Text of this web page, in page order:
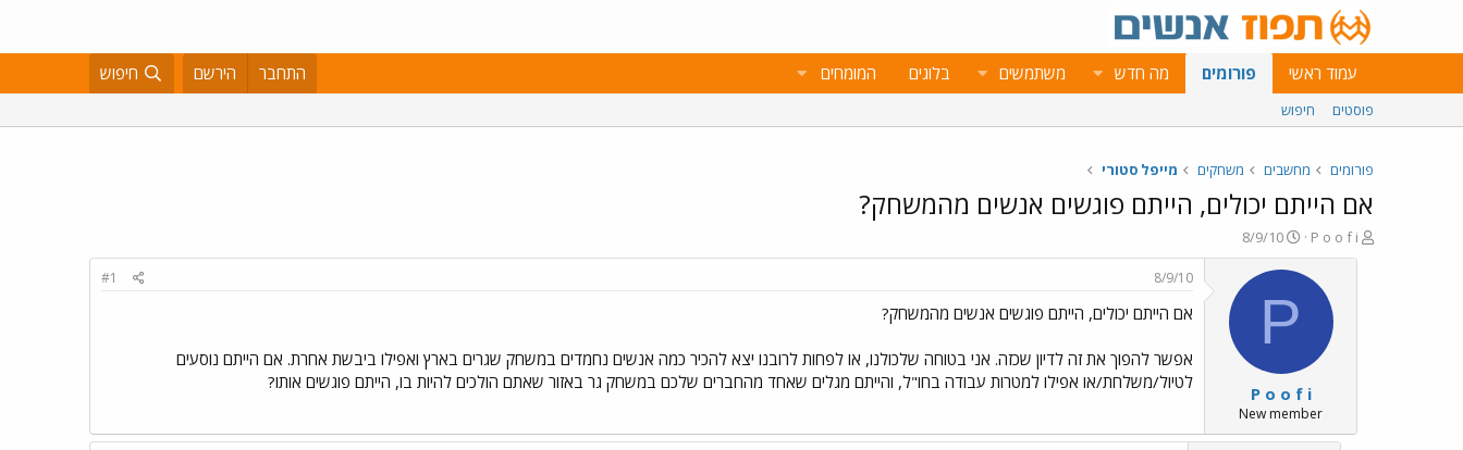
עמוד ראשי פורומים מה חדש משתמשים בלוגים המומחים התחבר הירשם חיפוש
פוסטים חיפוש
פורומים מחשבים משחקים מייפל סטורי
אם הייתם יכולים, הייתם פוגשים אנשים מהמשחק?
פ
ו
P o o f i
פ
ו
ר
ב
א
ר
י
ך
8/9/10
P
P o o f i
New member
8/9/10
#1
אם הייתם יכולים, הייתם פוגשים אנשים מהמשחק?
אפשר להפוך את זה לדיון שכזה. אני בטוחה שלכולנו, או לפחות לרובנו יצא להכיר כמה אנשים נחמדים במשחק שגרים בארץ ואפילו ביבשת אחרת. אם הייתם נוסעים
לטיול/משלחת/או אפילו למטרות עבודה בחו"ל, והייתם מגלים שאחד מהחברים שלכם במשחק גר באזור שאתם הולכים להיות בו, הייתם פוגשים אותו?